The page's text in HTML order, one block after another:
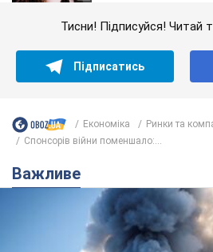
Тисни! Підписуйся! Читай
Підписатись
Економіка
Ринки та
Спонсорів війни поменшало:...
Важливе